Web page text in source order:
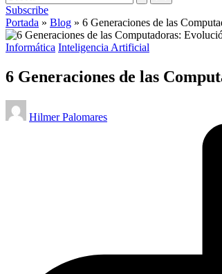
Subscribe
Portada » Blog » 6 Generaciones de las
Publicado
Informática Inteligencia Artificial
6 Generaciones de las
Publicado
por
Hilmer Palomares